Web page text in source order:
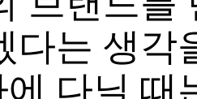
다는 생각
다닐 때